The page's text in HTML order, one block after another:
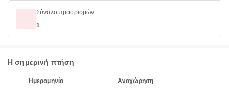
Σύνολο προορισμών
1
Η σημερινή πτήση
Ημερομηνία Αναχώρηση